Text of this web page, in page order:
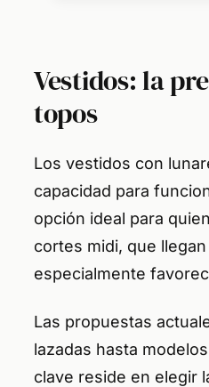
Vestidos: la
topos
Los vestidos con
capacidad para
opción ideal para
cortes midi, que
especialmente
Las propuestas
lazadas hasta
clave reside en elegir